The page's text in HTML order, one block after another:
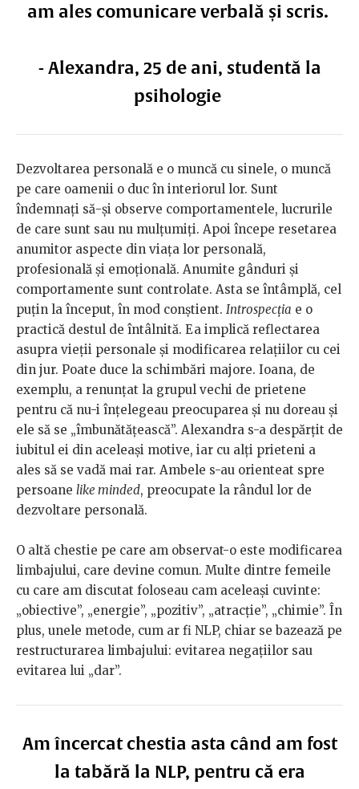
am ales comunicare verbală și scris.
- Alexandra, 25 de ani, studentă la
psihologie
Dezvoltarea personală e o muncă cu sinele, o muncă
pe care oamenii o duc în interiorul lor. Sunt
îndemnați să-și observe comportamentele, lucrurile
de care sunt sau nu mulțumiți. Apoi începe resetarea
anumitor aspecte din viața lor personală,
profesională și emoțională. Anumite gânduri și
comportamente sunt controlate. Asta se întâmplă, cel
puțin la început, în mod conștient. Introspecția e o
practică destul de întâlnită. Ea implică reflectarea
asupra vieții personale și modificarea relațiilor cu cei
din jur. Poate duce la schimbări majore. Ioana, de
exemplu, a renunțat la grupul vechi de prietene
pentru că nu-i înțelegeau preocuparea și nu doreau și
ele să se „îmbunătățească”. Alexandra s-a despărțit de
iubitul ei din aceleași motive, iar cu alți prieteni a
ales să se vadă mai rar. Ambele s-au orienteat spre
persoane like minded, preocupate la rândul lor de
dezvoltare personală.
O altă chestie pe care am observat-o este modificarea
limbajului, care devine comun. Multe dintre femeile
cu care am discutat foloseau cam aceleași cuvinte:
„obiective”, „energie”, „pozitiv”, „atracție”, „chimie”. În
plus, unele metode, cum ar fi NLP, chiar se bazează pe
restructurarea limbajului: evitarea negațiilor sau
evitarea lui „dar”.
Am încercat chestia asta când am fost
la tabără la NLP, pentru că era